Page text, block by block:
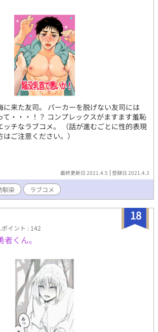
に来た友司。 パーカーを脱げない友司には
て・・・！？ コンプレックスがますます羞恥
ッチなラブコメ。 （話が進むごとに性的表現
ご注意ください。）
最終更新日 2021.4.5 登録日 2021.4.3
馴染 ラブコメ
18
イント : 142
くん。